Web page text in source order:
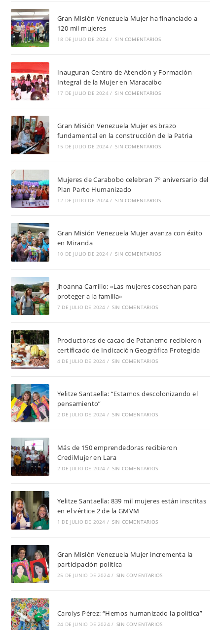
Gran Misión Venezuela Mujer ha financiado a
120 mil mujeres
18 DE JULIO DE 2024 / SIN COMENTARIOS
Inauguran Centro de Atención y Formación
Integral de la Mujer en Maracaibo
17 DE JULIO DE 2024 / SIN COMENTARIOS
Gran Misión Venezuela Mujer es brazo
fundamental en la construcción de la Patria
15 DE JULIO DE 2024 / SIN COMENTARIOS
Mujeres de Carabobo celebran 7° aniversario del
Plan Parto Humanizado
12 DE JULIO DE 2024 / SIN COMENTARIOS
Gran Misión Venezuela Mujer avanza con éxito
en Miranda
10 DE JULIO DE 2024 / SIN COMENTARIOS
Jhoanna Carrillo: «Las mujeres cosechan para
proteger a la familia»
7 DE JULIO DE 2024 / SIN COMENTARIOS
Productoras de cacao de Patanemo recibieron
certificado de Indicación Geográfica Protegida
4 DE JULIO DE 2024 / SIN COMENTARIOS
Yelitze Santaella: “Estamos descolonizando el
pensamiento”
2 DE JULIO DE 2024 / SIN COMENTARIOS
Más de 150 emprendedoras recibieron
CrediMujer en Lara
2 DE JULIO DE 2024 / SIN COMENTARIOS
Yelitze Santaella: 839 mil mujeres están inscritas
en el vértice 2 de la GMVM
1 DE JULIO DE 2024 / SIN COMENTARIOS
Gran Misión Venezuela Mujer incrementa la
participación política
25 DE JUNIO DE 2024 / SIN COMENTARIOS
Carolys Pérez: “Hemos humanizado la política”
24 DE JUNIO DE 2024 / SIN COMENTARIOS